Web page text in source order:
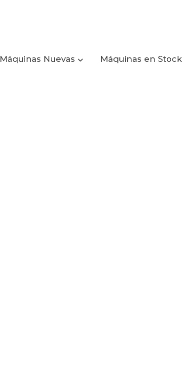
Máquinas Nuevas Máquinas en Stock